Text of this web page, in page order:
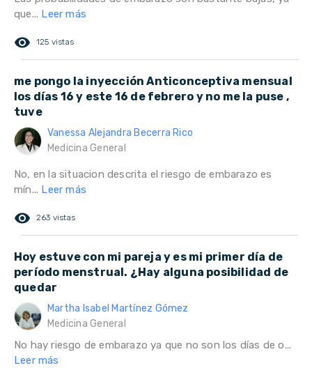
que... Leer más
remove_red_eye 125 vistas
me pongo la inyección Anticonceptiva mensual
los días 16 y este 16 de febrero y no me la puse ,
tuve
Vanessa Alejandra Becerra Rico
Medicina General
No, en la situacion descrita el riesgo de embarazo es
mín... Leer más
remove_red_eye 263 vistas
Hoy estuve con mi pareja y es mi primer día de
período menstrual. ¿Hay alguna posibilidad de
quedar
Martha Isabel Martínez Gómez
Medicina General
No hay riesgo de embarazo ya que no son los días de o...
Leer más